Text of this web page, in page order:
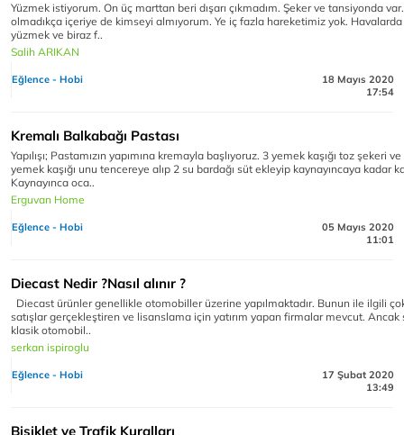
Yüzmek istiyorum. On üç marttan beri dışarı çıkmadım. Şeker ve tansiyonda
olmadıkça içeriye de kimseyi almıyorum. Ye iç fazla hareketimiz yok. Havalarda
yüzmek ve biraz f..
Salih ARIKAN
Eğlence - Hobi
18 Mayıs 2020
17:54
Kremalı Balkabağı Pastası
Yapılışı; Pastamızın yapımına kremayla başlıyoruz. 3 yemek kaşığı toz şekeri
yemek kaşığı unu tencereye alıp 2 su bardağı süt ekleyip kaynayıncaya kadar
Kaynayınca oca..
Erguvan Home
Eğlence - Hobi
05 Mayıs 2020
11:01
Diecast Nedir ?Nasıl alınır ?
Diecast ürünler genellikle otomobiller üzerine yapılmaktadır. Bunun ile ilgili
satışlar gerçekleştiren ve lisanslama için yatırım yapan firmalar mevcut. Ancak
klasik otomobil..
serkan ispiroglu
Eğlence - Hobi
17 Şubat 2020
13:49
Bisiklet ve Trafik Kuralları